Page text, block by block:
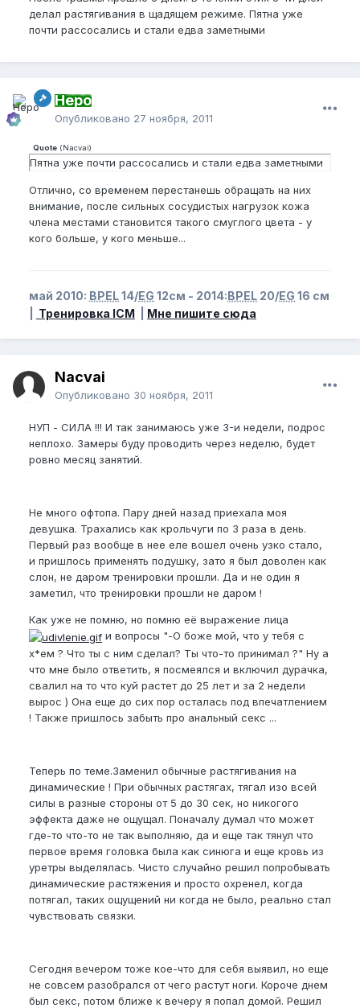
делал растягивания в щадящем режиме. Пятна уже
почти рассосались и стали едва заметными
Неро
Опубликовано 27 ноября, 2011
Quote (Nacvai)
Пятна уже почти рассосались и стали едва заметными
Отлично, со временем перестанешь обращать на них
внимание, после сильных сосудистых нагрузок кожа
члена местами становится такого смуглого цвета - у
кого больше, у кого меньше...
май 2010: BPEL14/EG 12см - 2014:BPEL 20/EG 16 см
Тренировка ICM Мне пишите сюда
Nacvai
Опубликовано 30 ноября, 2011
НУП - СИЛА !!! И так занимаюсь уже 3-и недели, подрос
неплохо. Замеры буду проводить через неделю, будет
ровно месяц занятий.
Не много офтопа. Пару дней назад приехала моя
девушка. Трахались как крольчуги по 3 раза в день.
Первый раз вообще в нее еле вошел очень узко стало,
и пришлось применять подушку, зато я был доволен как
слон, не даром тренировки прошли. Да и не один я
заметил, что тренировки прошли не даром !
Как уже не помню, но помню её выражение лица
и вопросы "-О боже мой, что у тебя с
х*ем ? Что ты с ним сделал? Ты что-то принимал ?" Ну а
что мне было ответить, я посмеялся и включил дурачка,
свалил на то что куй растет до 25 лет и за 2 недели
вырос ) Она еще до сих пор осталась под впечатлением
! Также пришлось забыть про анальный секс ...
Теперь по теме.Заменил обычные растягивания на
динамические ! При обычных растягах, тягал изо всей
силы в разные стороны от 5 до 30 сек, но никогого
эффекта даже не ощущал. Поначалу думал что может
где-то что-то не так выполняю, да и еще так тянул что
первое время головка была как синюга и еще кровь из
уретры выделялась. Чисто случайно решил попробывать
динамические растяжения и просто охренел, когда
потягал, таких ощущений ни когда не было, реально стал
чувствовать связки.
Сегодня вечером тоже кое-что для себя выявил, но еще
не совсем разобрался от чего растут ноги. Короче днем
был секс, потом ближе к вечеру я попал домой. Решил